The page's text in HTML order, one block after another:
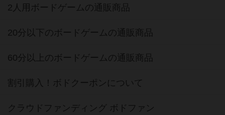
2人用ボードゲームの通販商品
20分以下のボードゲームの通販商品
60分以上のボードゲームの通販商品
割引購入！ボドクーポンについて
クラウドファンディング ボドファン